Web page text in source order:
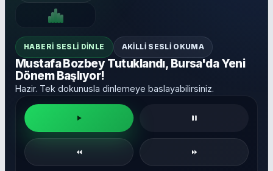
HABERI SESLI DINLE AKILLI SESLI OKUMA
Mustafa Bozbey Tutuklandı, Bursa'da Yeni
Dönem Başlıyor!
Hazir. Tek dokunusla dinlemeye baslayabilirsiniz.